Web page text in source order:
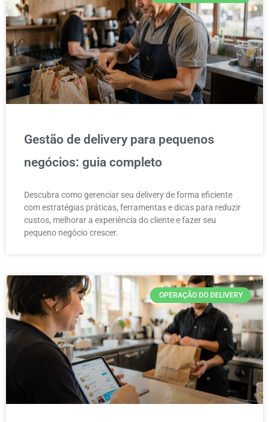
Gestão de delivery para pequenos
negócios: guia completo
Descubra como gerenciar seu delivery de forma eficiente
com estratégias práticas, ferramentas e dicas para reduzir
custos, melhorar a experiência do cliente e fazer seu
pequeno negócio crescer.
OPERAÇÃO DO DELIVERY